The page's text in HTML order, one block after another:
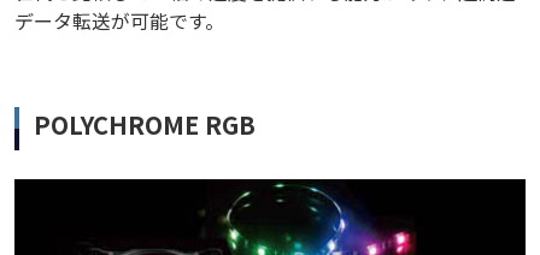
データ転送が可能です。
POLYCHROME RGB